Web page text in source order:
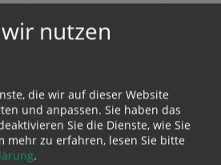
ist ein Quartett aus dem Most-
aus Julia Sitz (Gesang,
(Gitarre, Schlagzeug, Gesang,
(Steirische Harmoni-
Kontrabass, Klavier).
nutzen
die wir auf dieser Website
und anpassen. Sie haben das
Sie die Dienste, wie Sie
mehr zu erfahren, lesen Sie bitte
.